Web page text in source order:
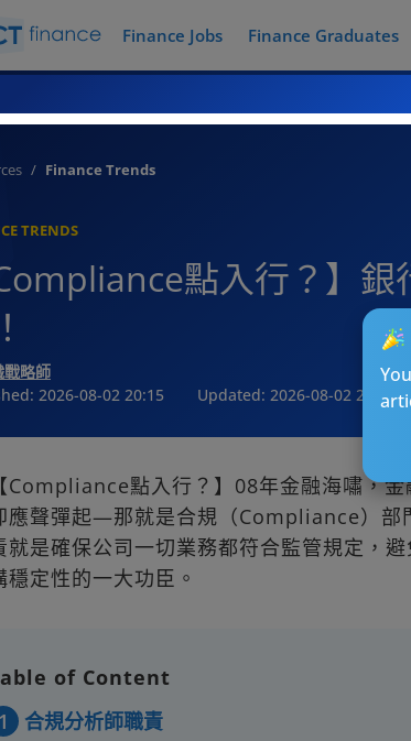
Finance Jobs Finance Graduates
Finance Trends
TRENDS
Compliance點入行？】
戰略師
2026-08-02 20:15 Updated: 2026-08-02 20:15
【Compliance點入行？】08年金融海嘯，
應聲彈起—那就是合規（Compliance）
就是確保公司一切業務都符合監管規定，
穩定性的一大功臣。
of Content
1
合規分析師職責